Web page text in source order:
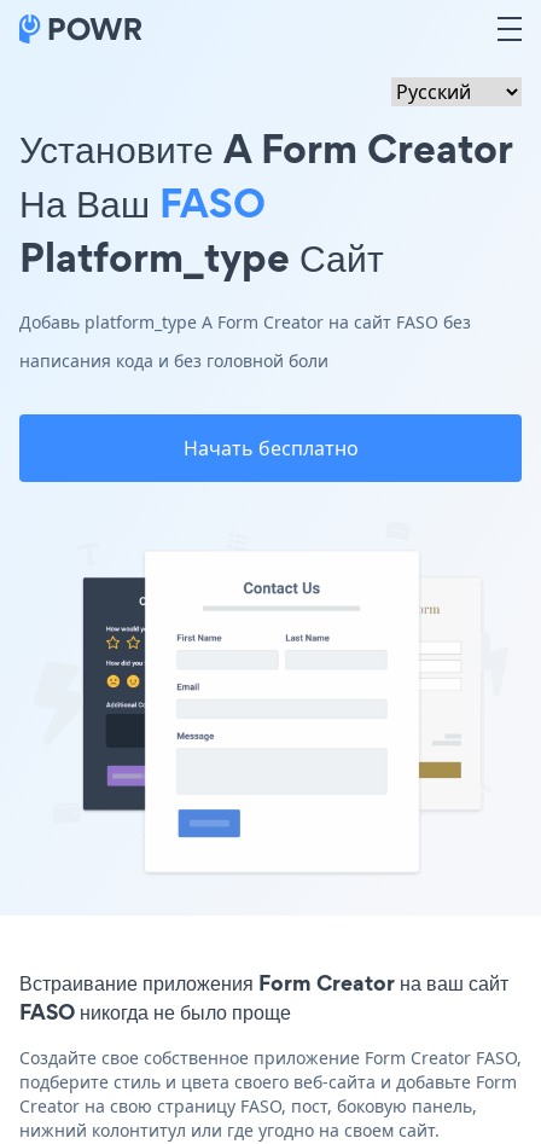
Установите A Form Creator
На Ваш FASO
Platform_type Сайт
Добавь platform_type A Form Creator на сайт FASO без
написания кода и без головной боли
Начать бесплатно
Встраивание приложения Form Creator на ваш сайт
FASO никогда не было проще
Создайте свое собственное приложение Form Creator FASO,
подберите стиль и цвета своего веб-сайта и добавьте Form
Creator на свою страницу FASO, пост, боковую панель,
нижний колонтитул или где угодно на своем сайт.